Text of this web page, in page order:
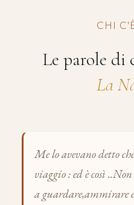
CHI
Le parole di
La
Me lo avevano detto
viaggio : ed è così
a guardare,ammirare